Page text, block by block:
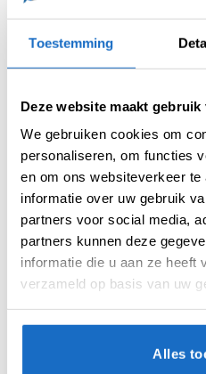
Toestemming
Deze website maakt gebruik
We gebruiken cookies om
personaliseren, om functies
en om ons websiteverkeer
informatie over uw gebruik
partners voor social media,
partners kunnen deze
informatie die u aan ze heeft
verzameld op basis van uw
Alles
BESCHRIJVING
AANVULLENDE INFORMATIE
Upgrade jouw dartspel
met de Red Dragon
revolutionaire
optimale prestaties en
keer op keer kunt
nauwkeurige worp.
Kenmerken:
Innovatieve Nitrotech-
ongeëvenaarde